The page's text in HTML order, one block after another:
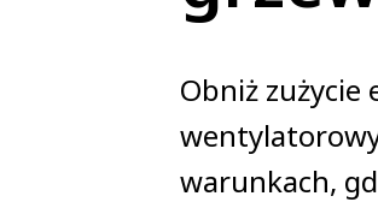
Obniż
warunkach,